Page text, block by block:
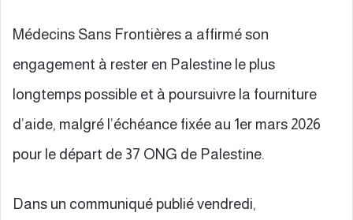
Médecins Sans Frontières a affirmé son
engagement à rester en Palestine le plus
longtemps possible et à poursuivre la fourniture
d’aide, malgré l’échéance fixée au 1er mars 2026
pour le départ de 37 ONG de Palestine.
Dans un communiqué publié vendredi,